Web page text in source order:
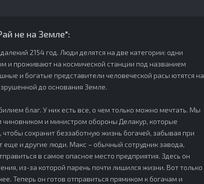
не на Земле":
2154 год. Люди делятся на две категории: одни
и проживают на космической станции под названием
и богатые представители человеческой расы ютятся на
до основания Земле.
благ. У них есть все, о чем только можно мечтать. Мы
и министром обороны Делакур, которые
сохранит беззаботную жизнь богачей, забывая при
еще и другие люди. Макс – обычный сотрудник завода,
в самое опасное место предприятия. Здесь он
из-за которой парень почти лишился жизни. Вот только
Теперь он готов отправиться прямиком к богачам и